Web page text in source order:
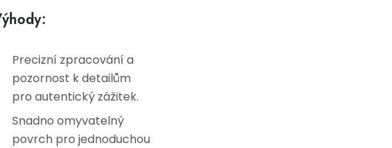
Precizní zpracování a
pozornost k detailům
pro autentický zážitek.
Snadno omyvatelný
povrch pro jednoduchou